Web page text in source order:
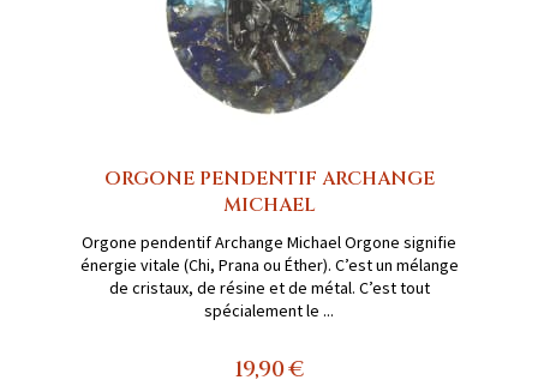
ORGONE PENDENTIF ARCHANGE
MICHAEL
Orgone pendentif Archange Michael Orgone signifie
énergie vitale (Chi, Prana ou Éther). C’est un mélange
de cristaux, de résine et de métal. C’est tout
spécialement le ...
19,90 €